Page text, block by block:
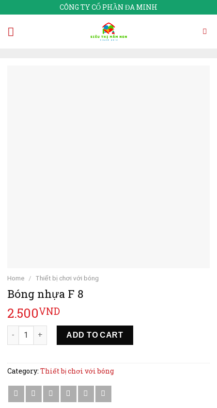
to
content
CÔNG TY CỔ PHẦN ĐA MINH
Home / Thiết bị chơi với bóng
Bóng nhựa F 8
2.500VND
Bóng nhựa F 8 quantity
ADD TO CART
Category: Thiết bị chơi với bóng